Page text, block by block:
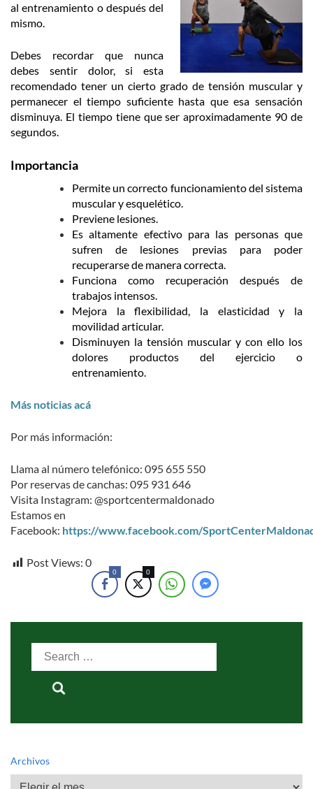
al entrenamiento o después del
mismo.
Debes recordar que nunca
debes sentir dolor, si esta
recomendado tener un cierto grado de tensión muscular y
permanecer el tiempo suficiente hasta que esa sensación
disminuya. El tiempo tiene que ser aproximadamente 90 de
segundos.
Importancia
Permite un correcto funcionamiento del sistema
muscular y esquelético.
Previene lesiones.
Es altamente efectivo para las personas que
sufren de lesiones previas para poder
recuperarse de manera correcta.
Funciona como recuperación después de
trabajos intensos.
Mejora la flexibilidad, la elasticidad y la
movilidad articular.
Disminuyen la tensión muscular y con ello los
dolores productos del ejercicio o
entrenamiento.
Más noticias acá
Por más información:
Llama al número telefónico: 095 655 550
Por reservas de canchas: 095 931 646
Visita Instagram: @sportcentermaldonado
Estamos en
Facebook: https://www.facebook.com/
Post Views: 0
0 0
Search
Archivos
Archivos